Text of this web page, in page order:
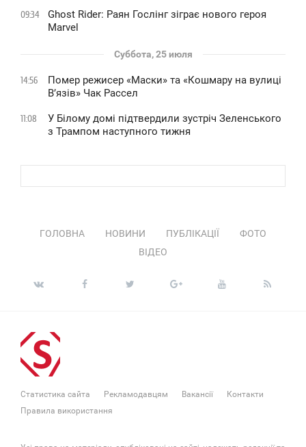
09:34
Ghost Rider: Раян Гослінг зіграє нового героя
Marvel
Суббота, 25 июля
14:56
Помер режисер «Маски» та «Кошмару на вулиці
В’язів» Чак Рассел
11:08
У Білому домі підтвердили зустріч Зеленського
з Трампом наступного тижня
ГОЛОВНА НОВИНИ ПУБЛІКАЦІЇ
ФОТО
ВІДЕО
Статистика сайта Рекламодавцям Вакансії
Контакти
Правила використання